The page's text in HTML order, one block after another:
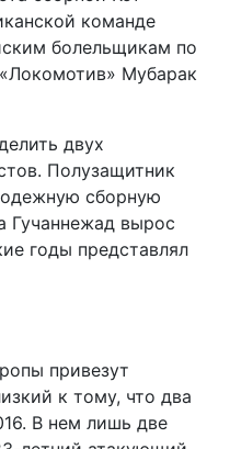
команде
болельщикам по
Мубарак
двух
Полузащитник
сборную
Гучаннежад вырос
годы представлял
привезут
к тому, что два
В нем лишь две